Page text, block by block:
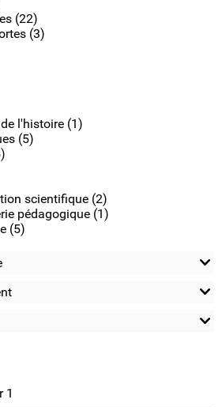
(22)
(3)
l'histoire (1)
(5)
scientifique (2)
pédagogique (1)
(5)
1